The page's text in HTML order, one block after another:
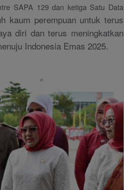
SAPA 129 dan ketiga Satu Data
kaum perempuan untuk terus
diri dan terus meningkatkan
Indonesia Emas 2025.